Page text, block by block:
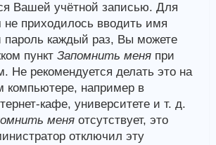
Вашей учётной записью. Для
не приходилось вводить имя
пароль каждый раз, Вы можете
пункт Запомнить меня при
Не рекомендуется делать это на
компьютере, например в
кафе, университете и т. д.
меня отсутствует, это
отключил эту